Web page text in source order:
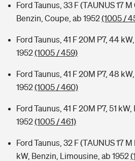
Ford Taunus, 33 F (TAUNUS 17 M
Benzin, Coupe, ab 1952(1005 /
Ford Taunus, 41 F 20M P7, 44
1952(1005 / 459)
Ford Taunus, 41 F 20M P7, 48
1952(1005 / 460)
Ford Taunus, 41 F 20M P7, 51
1952(1005 / 461)
Ford Taunus, 32 F (TAUNUS 17
kW, Benzin, Limousine, ab 1952